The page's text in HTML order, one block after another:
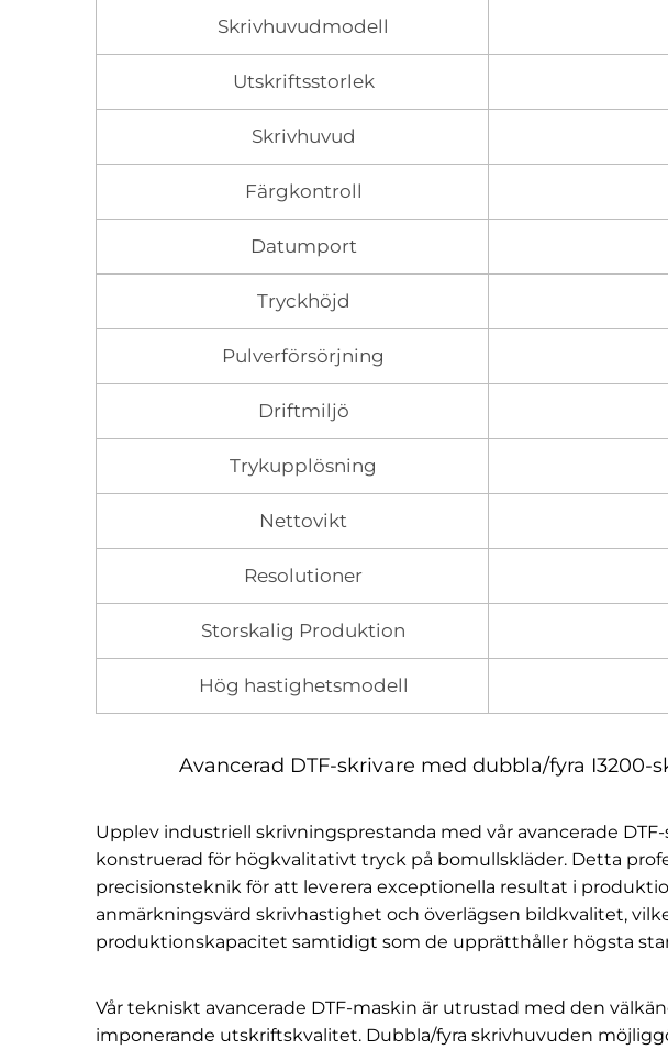
Skrivhuvudmodell
Utskriftsstorlek
Skrivhuvud
Färgkontroll
Datumport
Tryckhöjd
Pulverförsörjning
Driftmiljö
Trykupplösning
Nettovikt
Resolutioner
Storskalig Produktion
Hög hastighetsmodell
Avancerad DTF-skrivare med dubbla/fyra
Upplev industriell skrivningsprestanda med vår avancerade
konstruerad för högkvalitativt tryck på bomullskläder. Detta
precisionsteknik för att leverera exceptionella resultat i
anmärkningsvärd skrivhastighet och överlägsen bildkvalitet,
produktionskapacitet samtidigt som de upprätthåller högsta
Vår tekniskt avancerade DTF-maskin är utrustad med den
imponerande utskriftskvalitet. Dubbla/fyra skrivhuvuden